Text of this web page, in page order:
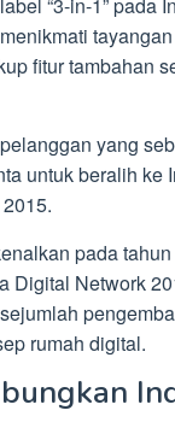
fitur tambahan
yang
untuk beralih
pada
Digital Network
rumah digital.